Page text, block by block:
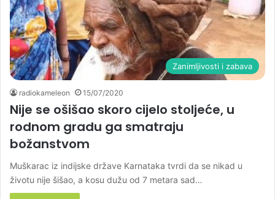
Zanimljivosti i zabava
radiokameleon 15/07/2020
Nije se ošišao skoro cijelo stoljeće, u
rodnom gradu ga smatraju
božanstvom
Muškarac iz indijske države Karnataka tvrdi da se nikad u
životu nije šišao, a kosu dužu od 7 metara sad…